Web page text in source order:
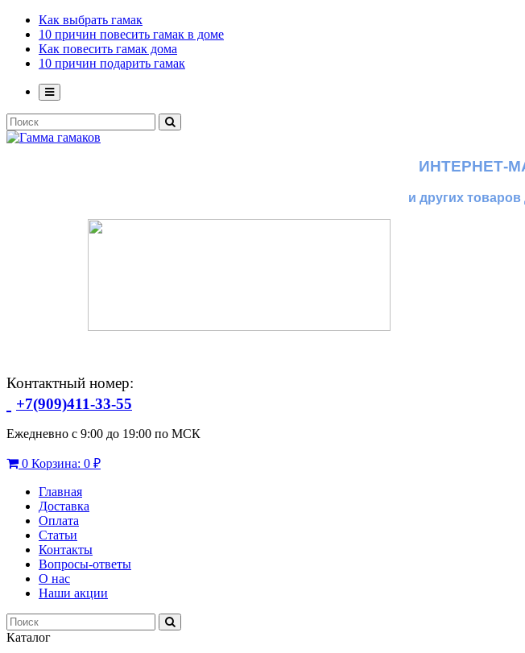
Как выбрать гамак
10 причин повесить гамак в доме
Как повесить гамак дома
10 причин подарить гамак
ИНТЕРНЕТ-
и других
Контактный номер:
+7(909)411-33-55
Ежедневно с 9:00 до 19:00 по МСК
0 Корзина: 0 ₽
Главная
Доставка
Оплата
Статьи
Контакты
Вопросы-ответы
О нас
Наши акции
Каталог